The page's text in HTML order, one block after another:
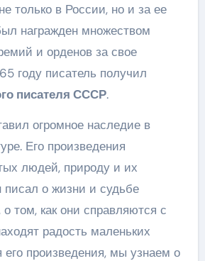
только в России, но и за ее
награжден множеством
и орденов за свое
году писатель получил
писателя СССР.
огромное наследие в
Его произведения
людей, природу и их
писал о жизни и судьбе
том, как они справляются с
радость маленьких
его произведения, мы узнаем о